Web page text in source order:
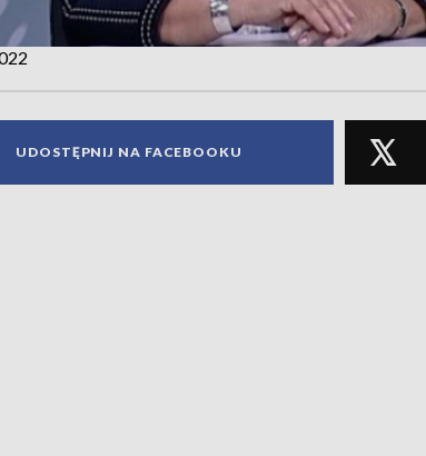
UDOSTĘPNIJ NA FACEBOOKU